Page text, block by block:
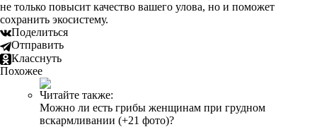
не только повысит качество вашего улова, но и поможет
сохранить экосистему.
Поделиться
Отправить
Класснуть
Похожее
Читайте также:
Можно ли есть грибы женщинам при грудном
вскармливании (+21 фото)?